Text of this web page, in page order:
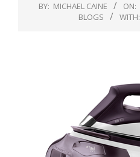
BY: MICHAEL CAINE ON:
BLOGS
WITH: